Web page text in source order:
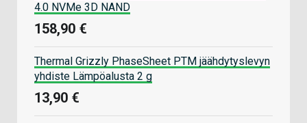
4.0 NVMe 3D NAND
158,90 €
Thermal Grizzly PhaseSheet PTM jäähdytyslevyn
yhdiste Lämpöalusta 2 g
13,90 €